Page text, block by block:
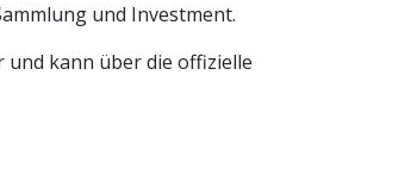
und Investment.
und kann über die offizielle